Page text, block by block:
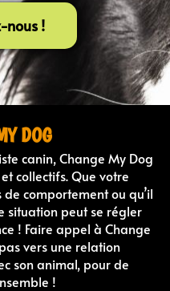
nous !
DOG
canin, Change My Dog
collectifs. Que votre
comportement ou qu’il
situation peut se régler
! Faire appel à Change
vers une relation
son animal, pour de
!